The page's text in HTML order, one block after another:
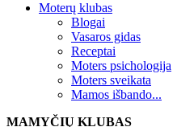
Moterų klubas
Blogai
Vasaros gidas
Receptai
Moters psichologija
Moters sveikata
Mamos išbando...
MAMYČIŲ KLUBAS